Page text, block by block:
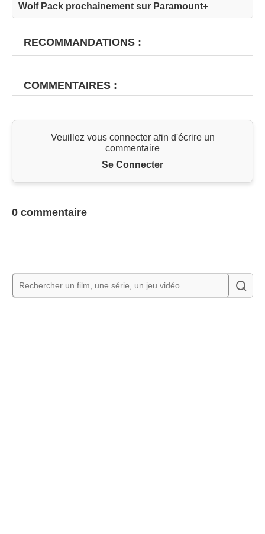
Wolf Pack prochainement sur Paramount+
RECOMMANDATIONS :
COMMENTAIRES :
Veuillez vous connecter afin d'écrire un
commentaire
Se Connecter
0 commentaire